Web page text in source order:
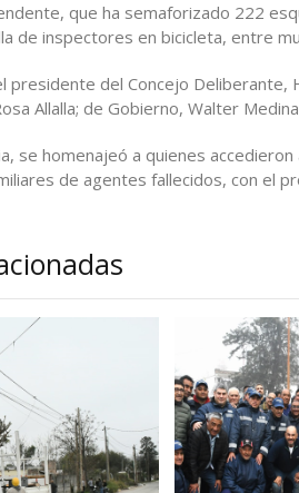
que ha semaforizado 222
de inspectores en bicicleta, entre
presidente del Concejo
Allalla; de Gobierno, Walter
se homenajeó a quienes
de agentes fallecidos, con el